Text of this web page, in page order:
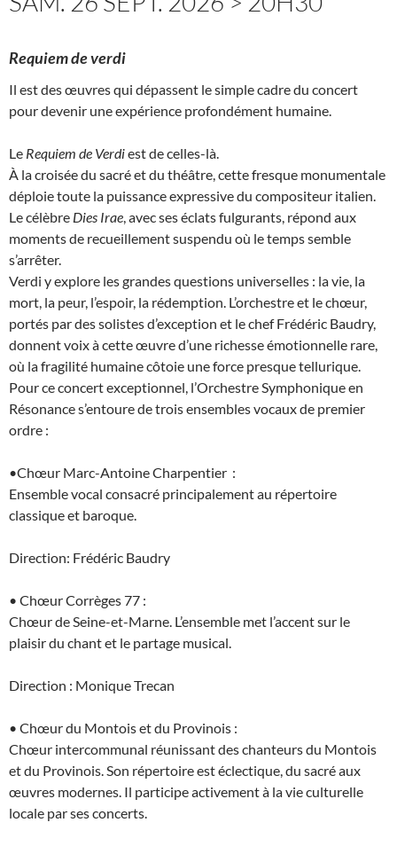
Requiem de verdi
Il est des œuvres qui dépassent le simple cadre du concert
pour devenir une expérience profondément humaine.
Le Requiem de Verdiest de celles-là.
À la croisée du sacré et du théâtre, cette fresque monumentale
déploie toute la puissance expressive du compositeur italien.
Le célèbre Dies Irae, avec ses éclats fulgurants, répond aux
moments de recueillement suspendu où le temps semble
s’arrêter.
Verdi y explore les grandes questions universelles : la vie, la
mort, la peur, l’espoir, la rédemption. L’orchestre et le chœur,
portés par des solistes d’exception et le chef Frédéric Baudry,
donnent voix à cette œuvre d’une richesse émotionnelle rare,
où la fragilité humaine côtoie une force presque tellurique.
Pour ce concert exceptionnel, l’Orchestre Symphonique en
Résonance s’entoure de trois ensembles vocaux de premier
ordre :
•Chœur Marc-Antoine Charpentier :
Ensemble vocal consacré principalement au répertoire
classique et baroque.
Direction: Frédéric Baudry
• Chœur Corrèges 77 :
Chœur de Seine-et-Marne. L’ensemble met l’accent sur le
plaisir du chant et le partage musical.
Direction : Monique Trecan
• Chœur du Montois et du Provinois :
Chœur intercommunal réunissant des chanteurs du Montois
et du Provinois. Son répertoire est éclectique, du sacré aux
œuvres modernes. Il participe activement à la vie culturelle
locale par ses concerts.